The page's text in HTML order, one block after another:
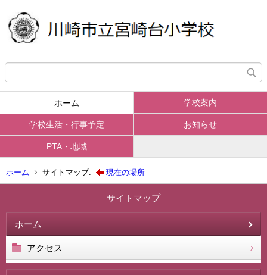
ホーム 学校案内
学校生活・行事予定 お知らせ
PTA・地域
ホーム サイトマップ: 現在の場所
サイトマップ
ホーム
アクセス